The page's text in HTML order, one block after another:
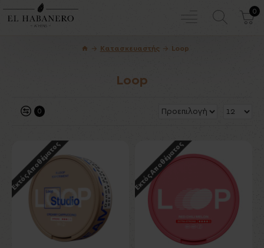
0
Κατασκευαστής Loop
Loop
0
Εκτός Αποθέματος Εκτός Αποθέματος